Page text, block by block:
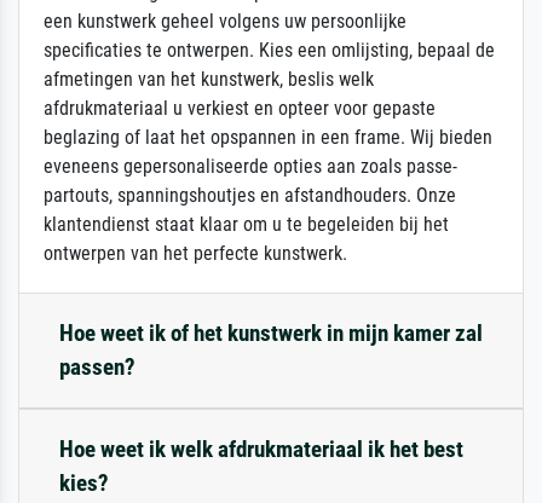
een kunstwerk geheel volgens uw persoonlijke
specificaties te ontwerpen. Kies een omlijsting, bepaal de
afmetingen van het kunstwerk, beslis welk
afdrukmateriaal u verkiest en opteer voor gepaste
beglazing of laat het opspannen in een frame. Wij bieden
eveneens gepersonaliseerde opties aan zoals passe-
partouts, spanningshoutjes en afstandhouders. Onze
klantendienst staat klaar om u te begeleiden bij het
ontwerpen van het perfecte kunstwerk.
Hoe weet ik of het kunstwerk in mijn kamer zal
passen?
Hoe weet ik welk afdrukmateriaal ik het best
kies?